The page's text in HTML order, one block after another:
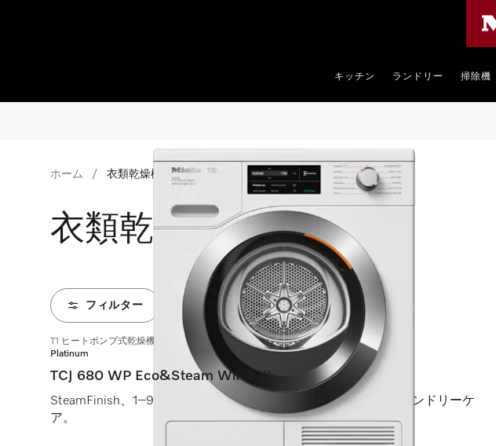
キッチン ランドリー 掃除機
ホーム 衣類乾燥機
衣類乾燥機
フィルター
T1 ヒートポンプ式乾燥機：
Platinum
TCJ 680 WP Eco&Steam WiFi&XL
SteamFinish、1–9 kgの容量、WiFiConn@ctによるスマートなランドリーケ
ア。